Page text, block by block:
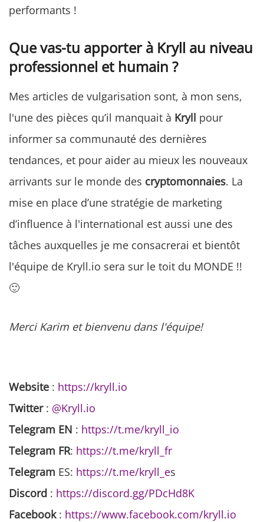
performants !
Que vas-tu apporter à Kryll au niveau
professionnel et humain ?
Mes articles de vulgarisation sont, à mon sens,
l'une des pièces qu’il manquait à Kryll pour
informer sa communauté des dernières
tendances, et pour aider au mieux les nouveaux
arrivants sur le monde des cryptomonnaies. La
mise en place d’une stratégie de marketing
d’influence à l'international est aussi une des
tâches auxquelles je me consacrerai et bientôt
l'équipe de Kryll.io sera sur le toit du MONDE !!
🙂
Merci Karim et bienvenu dans l'équipe!
Website : https://kryll.io
Twitter: @Kryll.io
Telegram EN : https://t.me/kryll_io
Telegram FR: https://t.me/kryll_fr
Telegram ES: https://t.me/kryll_es
Discord : https://discord.gg/PDcHd8K
Facebook: https://www.facebook.com/kryll.io